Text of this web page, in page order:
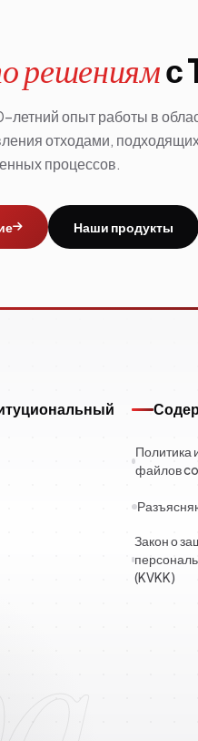
решениямс
опыт работы в
отходами,
процессов.
Наши продукты
Политика
файлов
Закон о
(KVKK)